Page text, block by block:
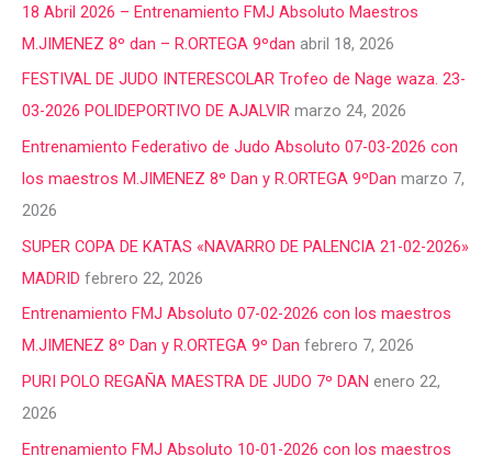
18 Abril 2026 – Entrenamiento FMJ Absoluto Maestros
M.JIMENEZ 8º dan – R.ORTEGA 9ºdan abril 18, 2026
FESTIVAL DE JUDO INTERESCOLAR Trofeo de Nage waza. 23-
03-2026 POLIDEPORTIVO DE AJALVIR marzo 24, 2026
Entrenamiento Federativo de Judo Absoluto 07-03-2026 con
los maestros M.JIMENEZ 8º Dan y R.ORTEGA 9ºDan marzo 7,
2026
SUPER COPA DE KATAS «NAVARRO DE PALENCIA 21-02-2026»
MADRID febrero 22, 2026
Entrenamiento FMJ Absoluto 07-02-2026 con los maestros
M.JIMENEZ 8º Dan y R.ORTEGA 9º Dan febrero 7, 2026
PURI POLO REGAÑA MAESTRA DE JUDO 7º DAN enero 22,
2026
Entrenamiento FMJ Absoluto 10-01-2026 con los maestros